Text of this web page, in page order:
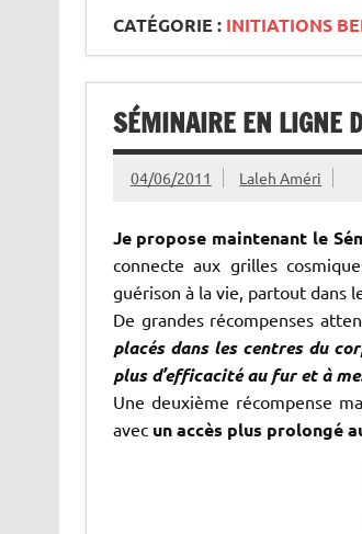
CATÉGORIE : INITIATIONS
SÉMINAIRE EN LIGNE
04/06/2011 Laleh Améri
Je propose maintenant le
connecte aux grilles
guérison à la vie, partout dans
De grandes récompenses
placés dans les centres du
plus d’efficacité au fur et à
Une deuxième récompense
avec un accès plus prolongé